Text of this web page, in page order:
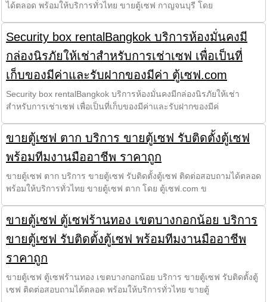
ได้ตลอด พร้อมให้บริการทั่วไทย ขายตู้เซฟ กาญจนบุรี โดย
Security box rentalBangkok บริการห้องมั่นคงมี
กล่องนิรภัยให้เช่าสำหรับการเช่าเซฟ เพื่อเป็นที่
เก็บของมีค่าและรับฝากของมีค่า ตู้เซฟ.com
Security box rentalBangkok บริการห้องมั่นคงมีกล่องนิรภัยให้เช่า
สำหรับการเช่าเซฟ เพื่อเป็นที่เก็บของมีค่าและรับฝากของมีค่
ขายตู้เซฟ ตาก บริการ ขายตู้เซฟ รับติดตั้งตู้เซฟ
พร้อมทีมงานมืออาชีพ ราคาถูก
ขายตู้เซฟ ตาก บริการ ขายตู้เซฟ รับติดตั้งตู้เซฟ ติดต่อสอบถามได้ตลอด
พร้อมให้บริการทั่วไทย ขายตู้เซฟ ตาก โดย ตู้เซฟ.com ข
ขายตู้เซฟ ตู้เซฟร้านทอง เขตบางกอกน้อย บริการ
ขายตู้เซฟ รับติดตั้งตู้เซฟ พร้อมทีมงานมืออาชีพ
ราคาถูก
ขายตู้เซฟ ตู้เซฟร้านทอง เขตบางกอกน้อย บริการ ขายตู้เซฟ รับติดตั้งตู้
เซฟ ติดต่อสอบถามได้ตลอด พร้อมให้บริการทั่วไทย ขายตู้